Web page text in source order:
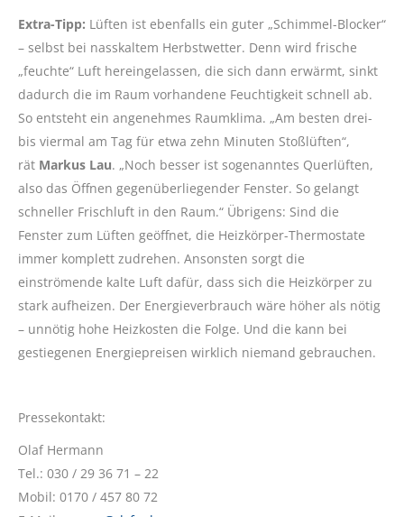
Extra-Tipp: Lüften ist ebenfalls ein guter „Schimmel-Blocker“
– selbst bei nasskaltem Herbstwetter. Denn wird frische
„feuchte“ Luft hereingelassen, die sich dann erwärmt, sinkt
dadurch die im Raum vorhandene Feuchtigkeit schnell ab.
So entsteht ein angenehmes Raumklima. „Am besten drei-
bis viermal am Tag für etwa zehn Minuten Stoßlüften“,
rät Markus Lau. „Noch besser ist sogenanntes Querlüften,
also das Öffnen gegenüberliegender Fenster. So gelangt
schneller Frischluft in den Raum.“ Übrigens: Sind die
Fenster zum Lüften geöffnet, die Heizkörper-Thermostate
immer komplett zudrehen. Ansonsten sorgt die
einströmende kalte Luft dafür, dass sich die Heizkörper zu
stark aufheizen. Der Energieverbrauch wäre höher als nötig
– unnötig hohe Heizkosten die Folge. Und die kann bei
gestiegenen Energiepreisen wirklich niemand gebrauchen.
Pressekontakt:
Olaf Hermann
Tel.: 030 / 29 36 71 – 22
Mobil: 0170 / 457 80 72